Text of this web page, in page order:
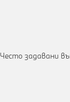
Често задавани